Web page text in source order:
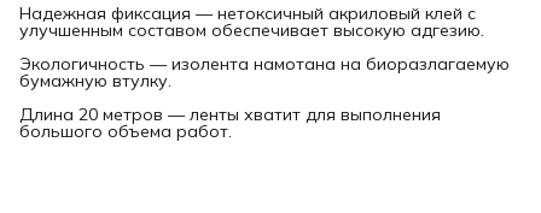
Надежная фиксация — нетоксичный акриловый клей с
улучшенным составом обеспечивает высокую адгезию.
Экологичность — изолента намотана на биоразлагаемую
бумажную втулку.
Длина 20 метров — ленты хватит для выполнения
большого объема работ.